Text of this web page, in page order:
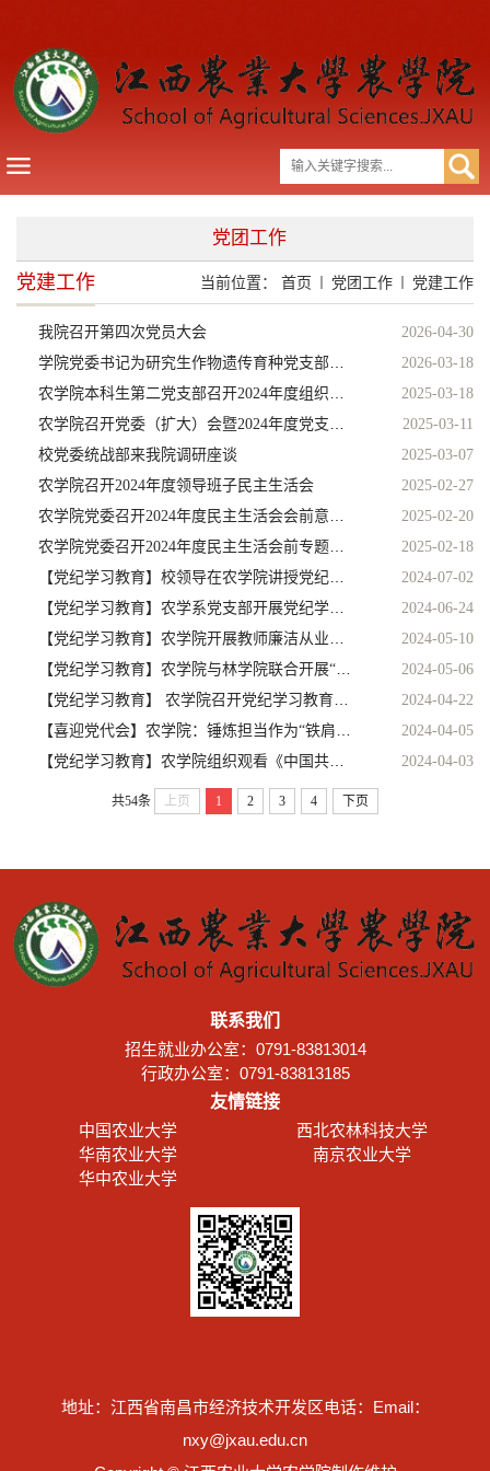
党团工作
党建工作 当前位置： 首页 党团工作 党建工作
我院召开第四次党员大会 2026-04-30
2026-03-18
2025-03-18
2025-03-11
校党委统战部来我院调研座谈
2025-03-07
农学院召开2024年度领导班子民主生活会
2025-02-27
2025-02-20
2025-02-18
2024-07-02
2024-06-24
2024-05-10
2024-05-06
2024-04-22
2024-04-05
2024-04-03
共54条 上页 1 2 3 4 下页
联系我们
招生就业办公室：0791-83813014
行政办公室：0791-83813185
友情链接
中国农业大学
西北农林科技大学
华南农业大学
南京农业大学
华中农业大学
地址：江西省南昌市经济技术开发区电话： Email：
nxy@jxau.edu.cn